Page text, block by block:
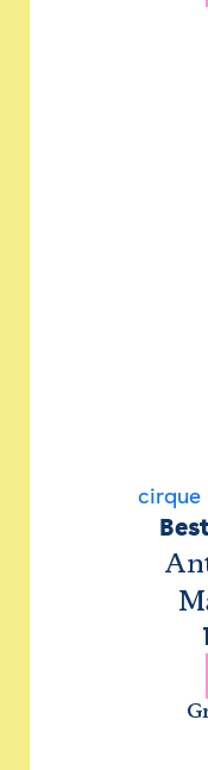
cirque